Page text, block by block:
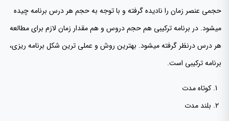
حجمی عنصر زمان را نادیده گرفته و با توجه به حجم هر درس برنامه چیده
میشود. در برنامه ترکیبی هم حجم دروس و هم مقدار زمان لازم برای مطالعه
هر درس درنظر گرفته میشود. بهترین روش و عملی ترین شکل برنامه ریزی،
برنامه ترکیبی است.
کوتاه مدت
بلند مدت